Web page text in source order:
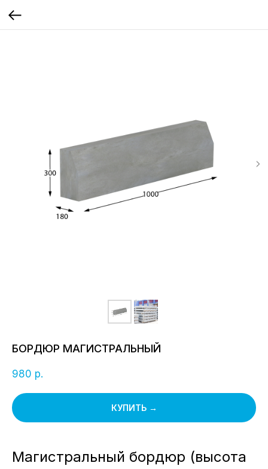
БОРДЮР МАГИСТРАЛЬНЫЙ
980 р.
КУПИТЬ →
Магистральный бордюр (высота